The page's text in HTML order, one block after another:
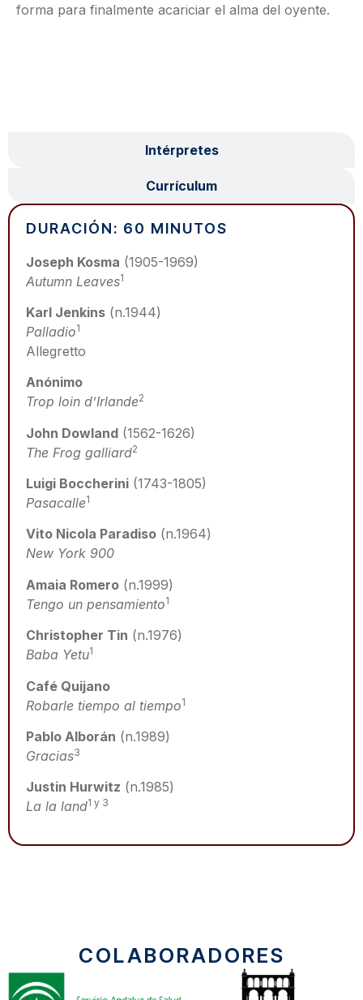
forma para finalmente acariciar el alma del oyente.
Intérpretes
Currículum
DURACIÓN: 60 MINUTOS
Joseph Kosma (1905-1969)
Autumn Leaves1
Karl Jenkins (n.1944)
Palladio1
Allegretto
Anónimo
Trop loin d’Irlande2
John Dowland (1562-1626)
The Frog galliard2
Luigi Boccherini (1743-1805)
Pasacalle1
Vito Nicola Paradiso (n.1964)
New York 900
Amaia Romero (n.1999)
Tengo un pensamiento1
Christopher Tin (n.1976)
Baba Yetu1
Café Quijano
Robarle tiempo al tiempo1
Pablo Alborán (n.1989)
Gracias3
Justin Hurwitz (n.1985)
La la land1 y 3
COLABORADORES